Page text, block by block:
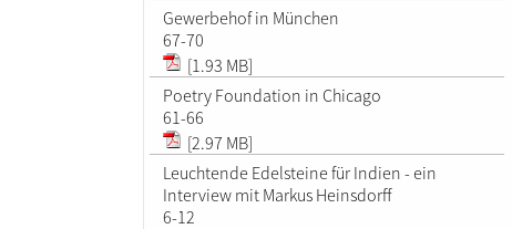
Gewerbehof in München
67-70
[1.93 MB]
Poetry Foundation in Chicago
61-66
[2.97 MB]
Leuchtende Edelsteine für Indien - ein
Interview mit Markus Heinsdorff
6-12